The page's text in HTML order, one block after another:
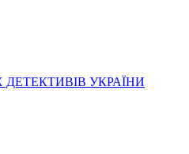
УКРАЇНИ